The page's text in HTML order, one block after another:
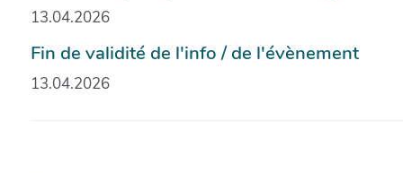
13.04.2026
Fin de validité de l'info / de l'évènement
13.04.2026